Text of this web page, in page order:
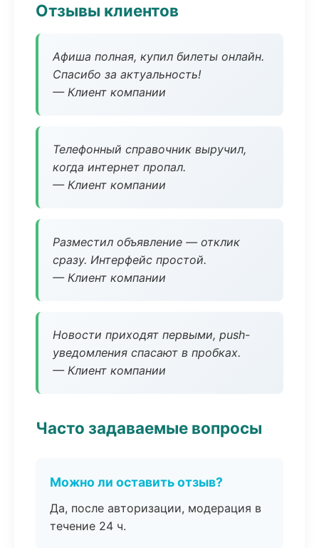
Отзывы клиентов
Афиша полная, купил билеты онлайн.
Спасибо за актуальность!
— Клиент компании
Телефонный справочник выручил,
когда интернет пропал.
— Клиент компании
Разместил объявление — отклик
сразу. Интерфейс простой.
— Клиент компании
Новости приходят первыми, push-
уведомления спасают в пробках.
— Клиент компании
Часто задаваемые вопросы
Можно ли оставить отзыв?
Да, после авторизации, модерация в
течение 24 ч.